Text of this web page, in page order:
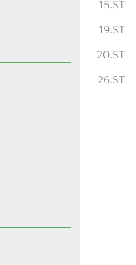
15.ST
19.ST
20.ST
26.ST